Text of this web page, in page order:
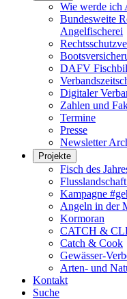
Wie werde ich
Bundesweite
Angelfischerei
DAFV
Digitaler
Zahlen und
Termine
Presse
Newsletter
Projekte
Fisch des
Kampagne
Angeln in der
Kormoran
CATCH &
Catch & Cook
Gewässer-
Arten- und
Kontakt
Suche